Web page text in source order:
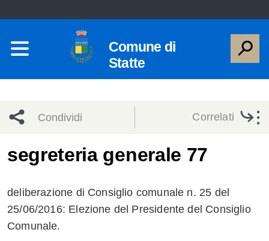
Comune di
Statte
Condividi
network
Condividi
Condividi
Facebook
su
Condividi
Correlati
segreteria generale 77
deliberazione di Consiglio comunale n. 25 del
25/06/2016: Elezione del Presidente del Consiglio
Comunale.